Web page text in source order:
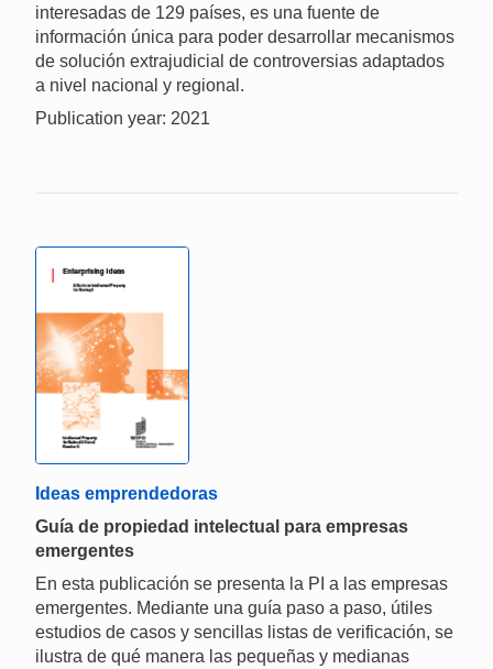
interesadas de 129 países, es una fuente de
información única para poder desarrollar mecanismos
de solución extrajudicial de controversias adaptados
a nivel nacional y regional.
Publication year: 2021
Ideas emprendedoras
Guía de propiedad intelectual para empresas
emergentes
En esta publicación se presenta la PI a las empresas
emergentes. Mediante una guía paso a paso, útiles
estudios de casos y sencillas listas de verificación, se
ilustra de qué manera las pequeñas y medianas